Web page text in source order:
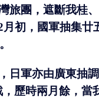
旅團，遮斷我桂、
月初，國軍抽集廿
。
日軍亦由廣東抽
歷時兩月餘，當